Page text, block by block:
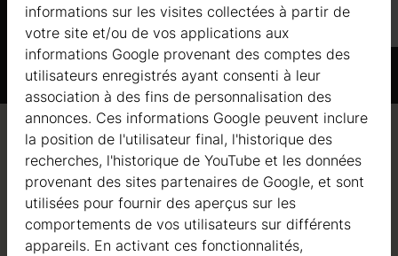
Qualité / garantie / conseil
Qualité
20 %. (30 % pour un
informations sur les visites collectées à partir de
votre site et/ou de vos applications aux
informations Google provenant des comptes des
utilisateurs enregistrés ayant consenti à leur
association à des fins de personnalisation des
annonces. Ces informations Google peuvent inclure
la position de l'utilisateur final, l'historique des
recherches, l'historique de YouTube et les données
provenant des sites partenaires de Google, et sont
utilisées pour fournir des aperçus sur les
comportements de vos utilisateurs sur différents
appareils. En activant ces fonctionnalités,